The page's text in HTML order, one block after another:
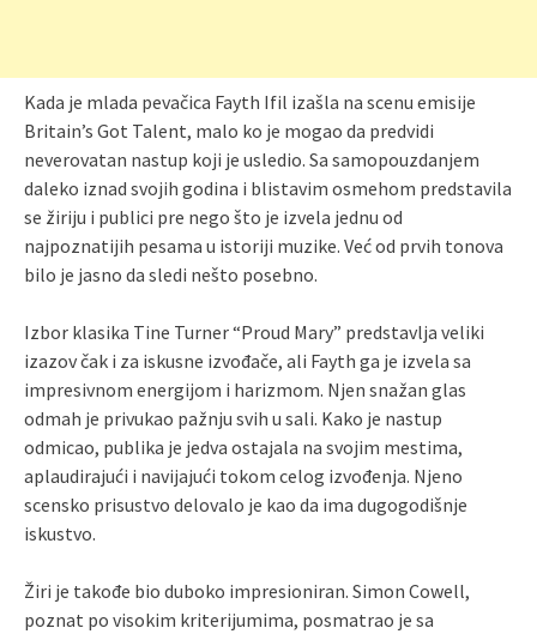
Kada je mlada pevačica Fayth Ifil izašla na scenu emisije
Britain’s Got Talent, malo ko je mogao da predvidi
neverovatan nastup koji je usledio. Sa samopouzdanjem
daleko iznad svojih godina i blistavim osmehom predstavila
se žiriju i publici pre nego što je izvela jednu od
najpoznatijih pesama u istoriji muzike. Već od prvih tonova
bilo je jasno da sledi nešto posebno.
Izbor klasika Tine Turner “Proud Mary” predstavlja veliki
izazov čak i za iskusne izvođače, ali Fayth ga je izvela sa
impresivnom energijom i harizmom. Njen snažan glas
odmah je privukao pažnju svih u sali. Kako je nastup
odmicao, publika je jedva ostajala na svojim mestima,
aplaudirajući i navijajući tokom celog izvođenja. Njeno
scensko prisustvo delovalo je kao da ima dugogodišnje
iskustvo.
Žiri je takođe bio duboko impresioniran. Simon Cowell,
poznat po visokim kriterijumima, posmatrao je sa